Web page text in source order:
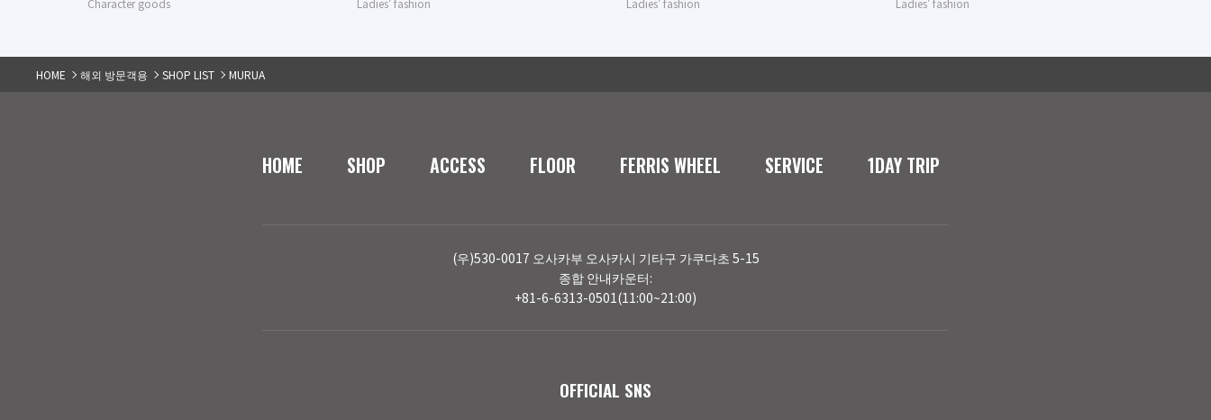
HOME 해외 방문객용 SHOP LIST MURUA
HOME SHOP ACCESS FLOOR FERRIS WHEEL SERVICE 1DAY TRIP
(우)530-0017 오사카부 오사카시 기타구 가쿠다초 5-15
종합 안내카운터:
+81-6-6313-0501(11:00~21:00)
OFFICIAL SNS